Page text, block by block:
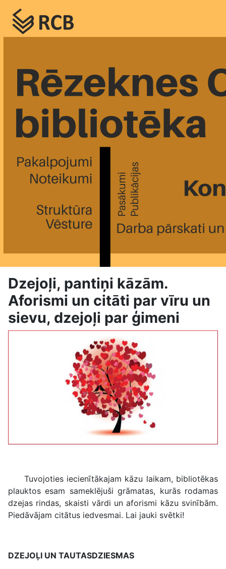
Dzejoļi, pantiņi kāzām.
Aforismi un citāti par vīru un
sievu, dzejoļi par ģimeni
Tuvojoties iecienītākajam kāzu laikam, bibliotēkas
plauktos esam sameklējuši grāmatas, kurās rodamas
dzejas rindas, skaisti vārdi un aforismi kāzu svinībām.
Piedāvājam citātus iedvesmai. Lai jauki svētki!
DZEJOĻI UN TAUTASDZIESMAS